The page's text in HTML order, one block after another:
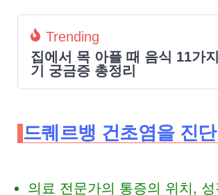
Trending
집에서 목 아플 때 음식 11가
기 궁금증 총정리
드퀘르뱅 건초염을 진
의료 전문가의 통증의 위치, 성